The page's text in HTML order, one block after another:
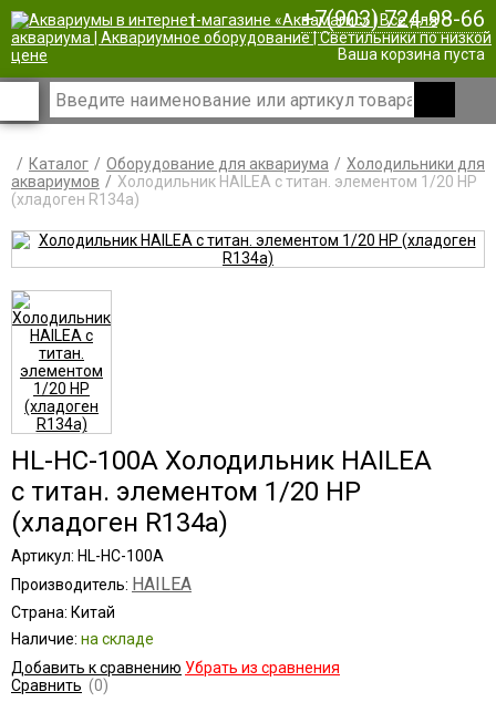
| +7(903) 724-98-66
Ваша корзина пуста
Каталог Оборудование для аквариума
Холодильники для
аквариумов
Холодильник HAILEA с титан. элементом 1/20 HP
(хладоген R134a)
HL-HC-100A Холодильник HAILEA
с титан. элементом 1/20 HP
(хладоген R134a)
Артикул: HL-HC-100A
Производитель: HAILEA
Страна: Китай
Наличие: на складе
Добавить к сравнению Убрать из сравнения
Сравнить (0)